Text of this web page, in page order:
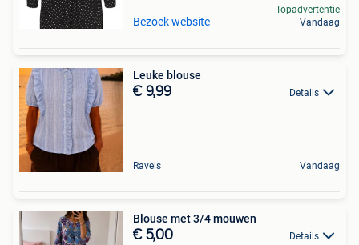
Bezoek website
Topadvertentie
Vandaag
Leuke blouse
€ 9,99 Details
Ravels Vandaag
Blouse met 3/4 mouwen
€ 5,00 Details